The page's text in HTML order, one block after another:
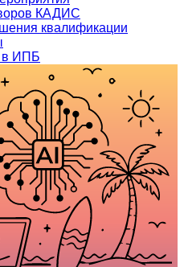
КАДИС
квалификации
в ИПБ